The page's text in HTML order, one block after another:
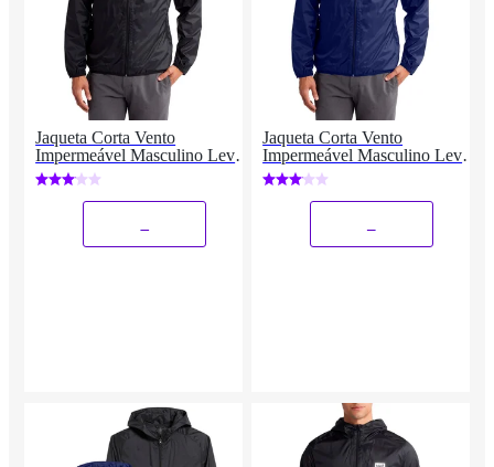
Jaqueta Corta Vento
Impermeável Masculino Leve
e Confortável Estilo Casual
Liso
Jaqueta Corta Vento
Impermeável Masculino Leve
e Confortável Estilo Casual
Liso